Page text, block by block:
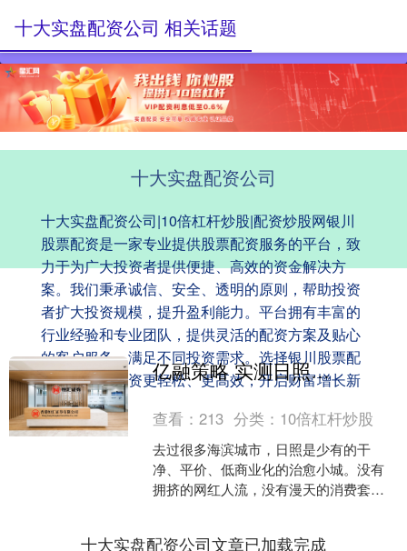
十大实盘配资公司
十大实盘配资公司|10倍杠杆炒股|配资炒股网银川
股票配资是一家专业提供股票配资服务的平台，致
力于为广大投资者提供便捷、高效的资金解决方
案。我们秉承诚信、安全、透明的原则，帮助投资
者扩大投资规模，提升盈利能力。平台拥有丰富的
行业经验和专业团队，提供灵活的配资方案及贴心
的客户服务，满足不同投资需求。选择银川股票配
资，让您的投资更轻松、更高效，开启财富增长新
篇章！
十大实盘配资公司 相关话题
亿融策略 实测日照海岸线全线玩法！新手必抄，不赶路不踩雷
查看：213 分类： 10倍杠杆炒股
去过很多海滨城市，日照是少有的干
净、平价、低商业化的治愈小城。没有
拥挤的网红人流，没有漫天的消费套
十大实盘配资公司文章已加载完成